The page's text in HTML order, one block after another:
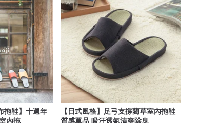
拖鞋】十週年
內拖
【日式風格】足弓支撐藺草室內拖鞋
質感單品 吸汗透氣清爽除臭